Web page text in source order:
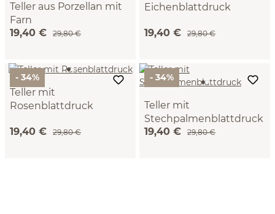
Teller aus Porzellan mit
Farn
weiß, ø 12 cm
19,40 € 29,80 €
Eichenblattdruck
12 cm
19,40 € 29,80 €
- 34%
Teller mit
Rosenblattdruck
19,40 € 29,80 €
- 34%
Teller mit
Stechpalmenblattdruck
lorbeergrün glasiert, ø 12
19,40 € 29,80 €